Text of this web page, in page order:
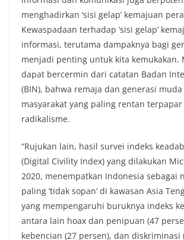
menghadirkan ‘sisi gelap’ kemajuan
Kewaspadaan terhadap ‘sisi gelap’
informasi, terutama dampaknya bagi
menjadi penting untuk kita kemukakan.
dapat bercermin dari catatan Badan
(BIN), bahwa remaja dan generasi
masyarakat yang paling rentan
radikalisme.
“Rujukan lain, hasil survei indeks
(Digital Civility Index) yang dilakukan
2020, menempatkan Indonesia sebagai
paling ‘tidak sopan’ di kawasan Asia
yang mempengaruhi buruknya indeks
antara lain hoax dan penipuan (47
kebencian (27 persen), dan diskriminasi